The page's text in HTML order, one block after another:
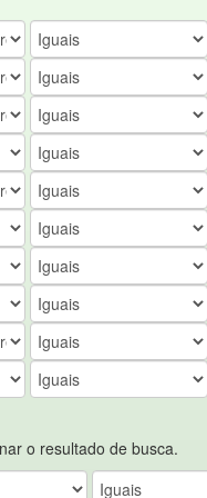
o resultado de busca.